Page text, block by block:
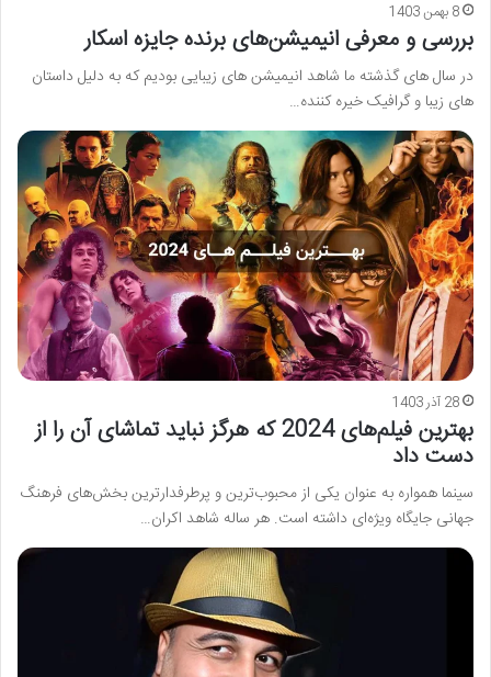
8 بهمن 1403
بررسی و معرفی انیمیشن‌های برنده جایزه اسکار
در سال های گذشته ما شاهد انیمیشن های زیبایی بودیم که به دلیل داستان
های زیبا و گرافیک خیره کننده…
28 آذر 1403
بهترین فیلم‌های 2024 که هرگز نباید تماشای آن را از
دست داد
سینما همواره به عنوان یکی از محبوب‌ترین و پرطرفدارترین بخش‌های فرهنگ
جهانی جایگاه ویژه‌ای داشته است. هر ساله شاهد اکران…